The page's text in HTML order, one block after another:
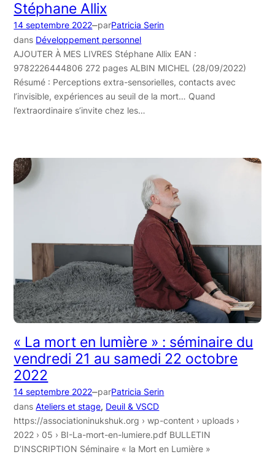
Stéphane Allix
14 septembre 2022–parPatricia Serin
dans Développement personnel
AJOUTER À MES LIVRES Stéphane Allix EAN :
9782226444806 272 pages ALBIN MICHEL (28/09/2022)
Résumé : Perceptions extra-sensorielles, contacts avec
l’invisible, expériences au seuil de la mort… Quand
l’extraordinaire s’invite chez les…
« La mort en lumière » : séminaire du
vendredi 21 au samedi 22 octobre
2022
14 septembre 2022–parPatricia Serin
dansAteliers et stage, Deuil & VSCD
https://associationinukshuk.org › wp-content › uploads ›
2022 › 05 › BI-La-mort-en-lumiere.pdf BULLETIN
D’INSCRIPTION Séminaire « la Mort en Lumière »